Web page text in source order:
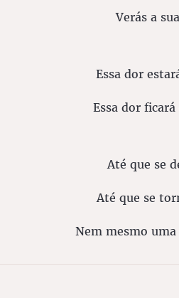
Verás a
Essa dor
Essa dor
Até que se
Até que se
Nem mesmo